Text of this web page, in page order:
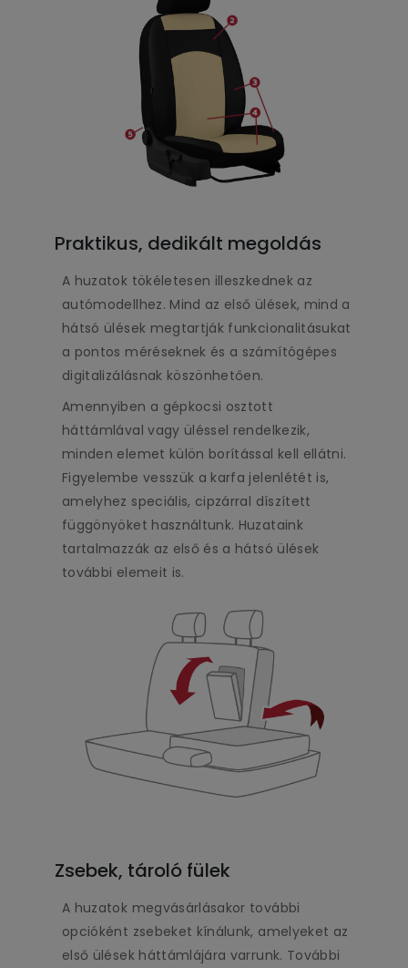
Praktikus, dedikált megoldás
A huzatok tökéletesen illeszkednek az
autómodellhez. Mind az első ülések, mind a
hátsó ülések megtartják funkcionalitásukat
a pontos méréseknek és a számítógépes
digitalizálásnak köszönhetően.
Amennyiben a gépkocsi osztott
háttámlával vagy üléssel rendelkezik,
minden elemet külön borítással kell ellátni.
Figyelembe vesszük a karfa jelenlétét is,
amelyhez speciális, cipzárral díszített
függönyöket használtunk. Huzataink
tartalmazzák az első és a hátsó ülések
további elemeit is.
Zsebek, tároló fülek
A huzatok megvásárlásakor további
opcióként zsebeket kínálunk, amelyeket az
első ülések háttámlájára varrunk. További